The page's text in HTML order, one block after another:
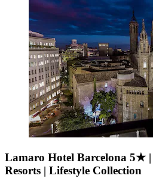
Lamaro Hotel Barcelona 5★
Resorts | Lifestyle Collection